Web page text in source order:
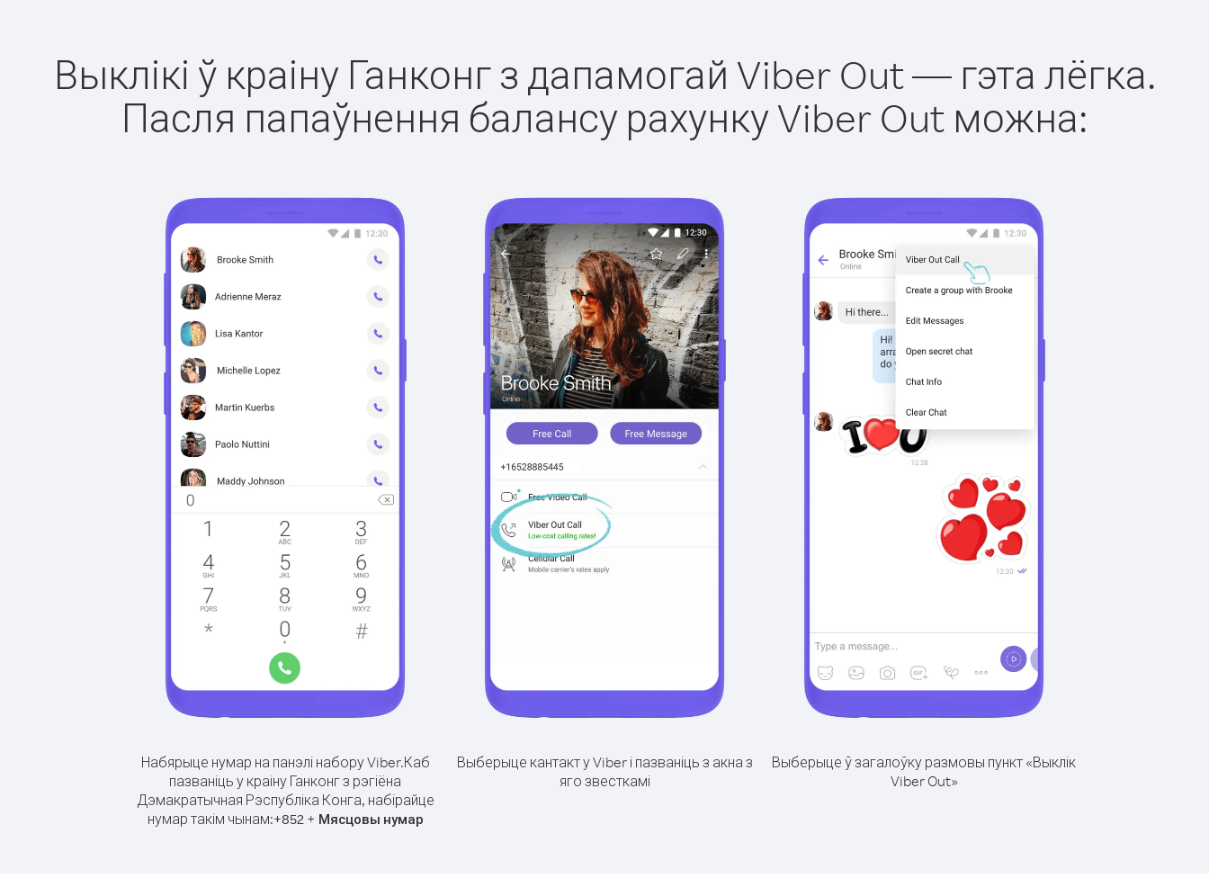
Выклікі ў краіну Ганконг з дапамогай Viber Out — гэта лёгка.
Пасля папаўнення балансу рахунку Viber Out можна:
Набярыце нумар на панэлі набору Viber.Каб
пазваніць у краіну Ганконг з рэгіёна
Дэмакратычная Рэспубліка Конга, набірайце
нумар такім чынам:+852+ Мясцовы нумар
Выберыце кантакт у Viber і пазваніць з акна з
яго звесткамі
Выберыце ў загалоўку размовы пункт «Выклік
Viber Out»